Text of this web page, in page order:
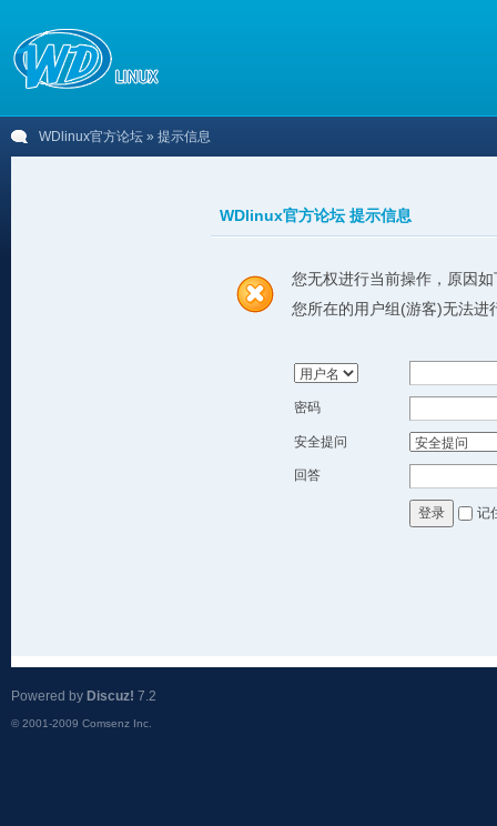
WDlinux官方论坛 » 提示信息
WDlinux官方论坛 提示信息
您无权进行当前操作，原因如
您所在的用户组(游客)无法进
密码
安全提问
回答
登录 记
Powered by Discuz! 7.2
© 2001-2009 Comsenz Inc.